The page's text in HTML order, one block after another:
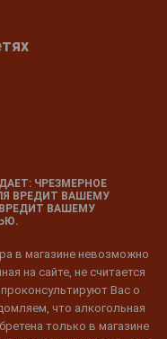
ЧРЕЗМЕРНОЕ
ВРЕДИТ ВАШЕМУ
ВАШЕМУ
в магазине невозможно
на сайте, не считается
Вас о
что алкогольная
только в магазине